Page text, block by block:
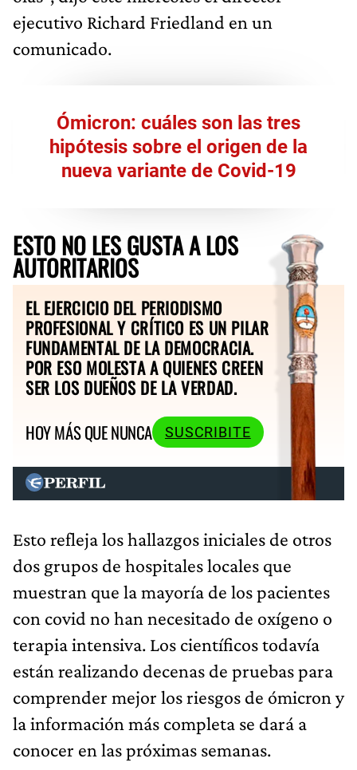
ejecutivo Richard Friedland en un
comunicado.
Ómicron: cuáles son las tres
hipótesis sobre el origen de la
nueva variante de Covid-19
ESTO NO LES GUSTA A LOS
AUTORITARIOS
EL EJERCICIO DEL PERIODISMO
PROFESIONAL Y CRÍTICO ES UN PILAR
FUNDAMENTAL DE LA DEMOCRACIA.
POR ESO MOLESTA A QUIENES CREEN
SER LOS DUEÑOS DE LA VERDAD.
HOY MÁS QUE NUNCA
SUSCRIBITE
Esto refleja los hallazgos iniciales de otros
dos grupos de hospitales locales que
muestran que la mayoría de los pacientes
con covid no han necesitado de oxígeno o
terapia intensiva. Los científicos todavía
están realizando decenas de pruebas para
comprender mejor los riesgos de ómicron y
la información más completa se dará a
conocer en las próximas semanas.